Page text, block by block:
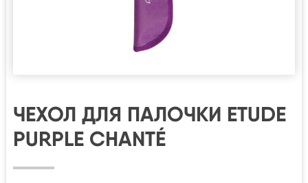
ЧЕХОЛ ДЛЯ ПАЛОЧКИ ETUDE
PURPLE CHANTÉ